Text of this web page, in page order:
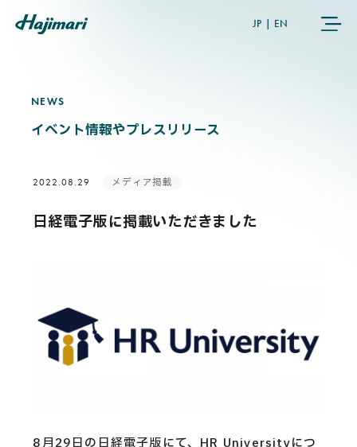
JP EN
COMPANY
NEWS
MEMBERS
CAREERS
NEWS
NEWS
イベント情報やプレスリリース
2022.08.29 メディア掲載
日経電子版に掲載いただきました
8月29日の日経電子版にて、HR Universityにつ